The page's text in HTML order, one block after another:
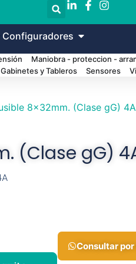
Configuradores
Maniobra - proteccion -
Gabinetes y Tableros Sensores
8x32mm. (Clase gG) 4A
(Clase gG)
Consultar